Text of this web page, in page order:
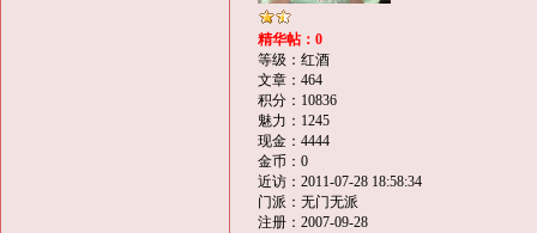
精华帖：0
等级：红酒
文章：464
积分：10836
魅力：1245
现金：4444
金币：0
近访：2011-07-28 18:58:34
门派：无门无派
注册：2007-09-28